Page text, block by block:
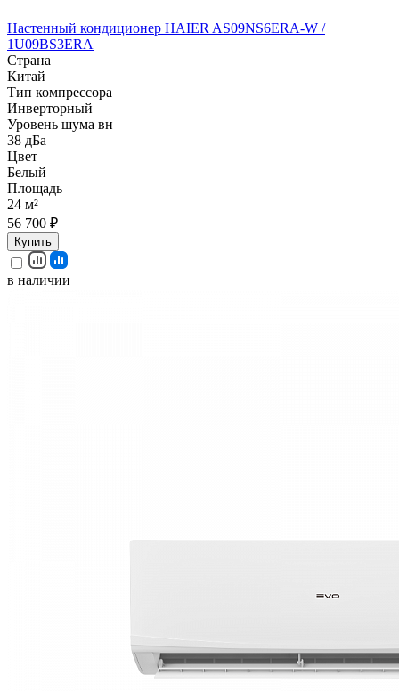
Настенный кондиционер HAIER AS09NS6ERA-W /
1U09BS3ERA
Страна
Китай
Тип компрессора
Инверторный
Уровень шума вн
38 дБа
Цвет
Белый
Площадь
24 м²
56 700 ₽
Купить
в наличии